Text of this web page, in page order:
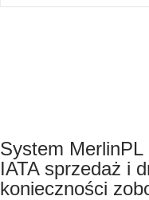
System
IATA sprzedaż i
konieczności